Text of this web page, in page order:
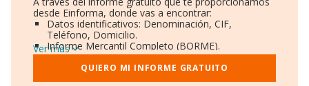
desde Einforma, donde vas a encontrar:
Datos identificativos: Denominación, CIF,
Teléfono, Domicilio.
Informe Mercantil Completo (BORME).
Gráficos de Evolución Ventas y Empleados.
Consejo de Administración y Administradores.
Directivos y Ejecutivos.
Ver más
QUIERO MI INFORME GRATUITO